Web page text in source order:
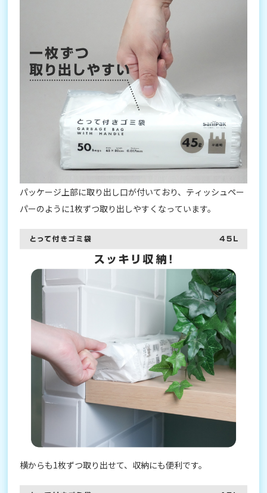
パッケージ上部に取り出し口が付いており、ティッシュペー
パーのように1枚ずつ取り出しやすくなっています。
横からも1枚ずつ取り出せて、収納にも便利です。